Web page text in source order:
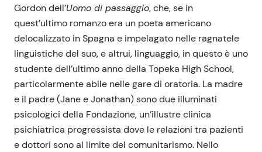
Gordon dell’Uomo di passaggio, che, se in
quest’ultimo romanzo era un poeta americano
delocalizzato in Spagna e impelagato nelle ragnatele
linguistiche del suo, e altrui, linguaggio, in questo è uno
studente dell’ultimo anno della Topeka High School,
particolarmente abile nelle gare di oratoria. La madre
e il padre (Jane e Jonathan) sono due illuminati
psicologici della Fondazione, un’illustre clinica
psichiatrica progressista dove le relazioni tra pazienti
e dottori sono al limite del comunitarismo. Nello